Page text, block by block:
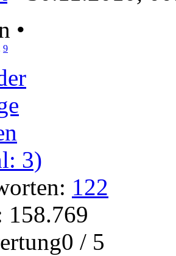
•
9
122
158.769
/ 5